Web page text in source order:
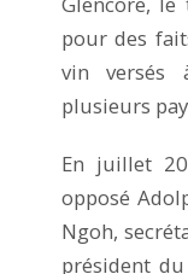
pour des
vin versés
plusieurs
En juillet
opposé
Ngoh,
président